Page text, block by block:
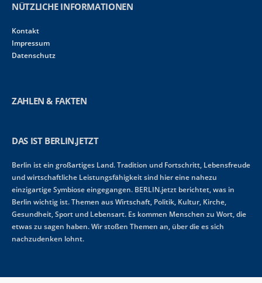
NÜTZLICHE INFORMATIONEN
Kontakt
Impressum
Datenschutz
ZAHLEN & FAKTEN
DAS IST BERLIN.JETZT
Berlin ist ein großartiges Land. Tradition und Fortschritt, Lebensfreude
und wirtschaftliche Leistungsfähigkeit sind hier eine nahezu
einzigartige Symbiose eingegangen. BERLIN.jetzt berichtet, was in
Berlin wichtig ist. Themen aus Wirtschaft, Politik, Kultur, Kirche,
Gesundheit, Sport und Lebensart. Es kommen Menschen zu Wort, die
etwas zu sagen haben. Wir stoßen Themen an, über die es sich
nachzudenken lohnt.